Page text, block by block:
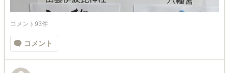
コメント93件
コメント